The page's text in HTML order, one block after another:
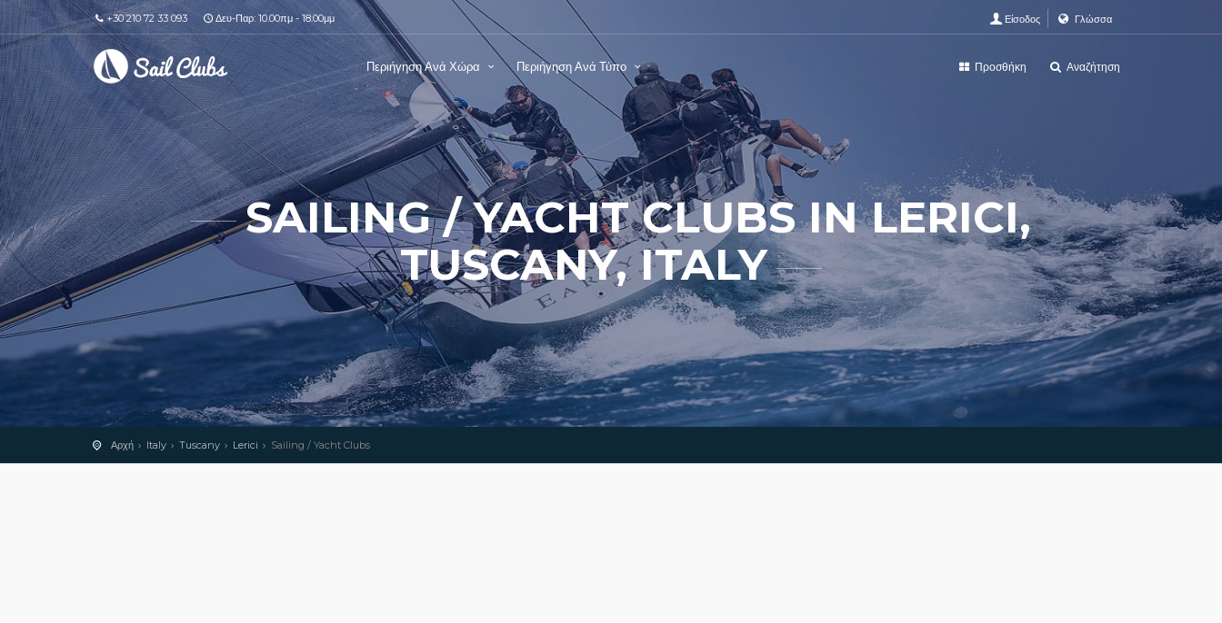
+30 210 72 33 093 Δευ-Παρ: 10.00πμ - 18.00μμ Είσοδος Γλώσσα
Περιήγηση Ανά Χώρα Περιήγηση Ανά Τύπο Προσθήκη Αναζήτηση
SAILING / YACHT CLUBS IN LERICI,
TUSCANY, ITALY
Αρχή Italy Tuscany Lerici Sailing / Yacht Clubs